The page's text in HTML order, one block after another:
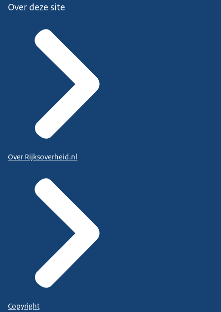
Over deze site
Over Rijksoverheid.nl
Copyright